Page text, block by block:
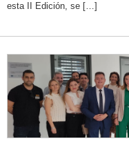
esta II Edición, se […]